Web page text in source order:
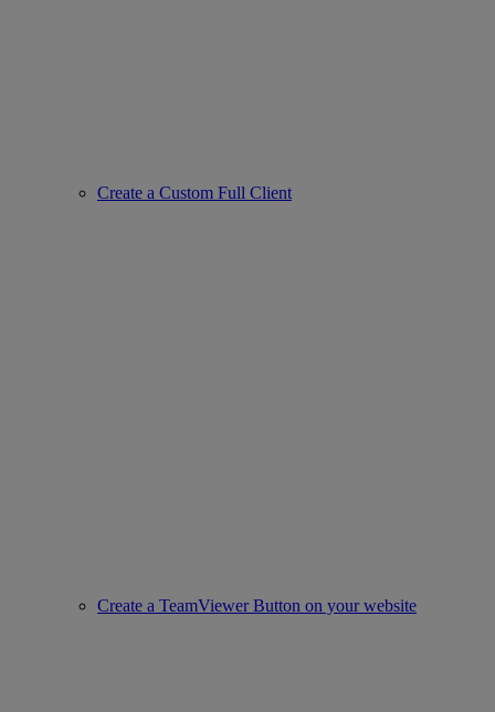
Create a Custom Full Client
Create a TeamViewer Button on your website